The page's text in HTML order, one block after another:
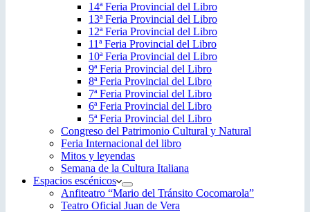
14ª Feria Provincial del Libro
13ª Feria Provincial del Libro
12ª Feria Provincial del Libro
11ª Feria Provincial del Libro
10ª Feria Provincial del Libro
9ª Feria Provincial del Libro
8ª Feria Provincial del Libro
7ª Feria Provincial del Libro
6ª Feria Provincial del Libro
5ª Feria Provincial del Libro
Congreso del Patrimonio Cultural y Natural
Feria Internacional del libro
Mitos y leyendas
Semana de la Cultura Italiana
Espacios escénicos
Anfiteatro “Mario del Tránsito Cocomarola”
Teatro Oficial Juan de Vera